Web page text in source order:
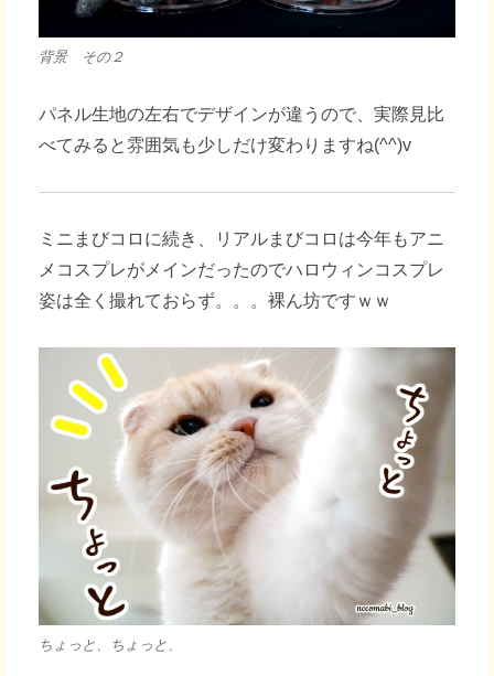
背景 その２
パネル生地の左右でデザインが違うので、実際見比
べてみると雰囲気も少しだけ変わりますね(^^)v
ミニまびコロに続き、リアルまびコロは今年もアニ
メコスプレがメインだったのでハロウィンコスプレ
姿は全く撮れておらず。。。裸ん坊ですｗｗ
ちょっと、ちょっと、